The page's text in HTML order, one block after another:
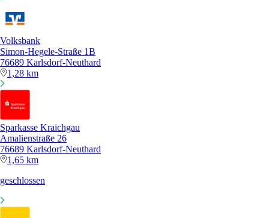
Volksbank
Simon-Hegele-Straße 1B
76689 Karlsdorf-Neuthard
1,28 km
Sparkasse Kraichgau
Amalienstraße 26
76689 Karlsdorf-Neuthard
1,65 km
geschlossen